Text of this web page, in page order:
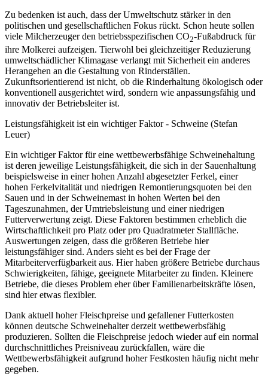
Zu bedenken ist auch, dass der Umweltschutz stärker in den
politischen und gesellschaftlichen Fokus rückt. Schon heute sollen
viele Milcherzeuger den betriebsspezifischen CO2-Fußabdruck für
ihre Molkerei aufzeigen. Tierwohl bei gleichzeitiger Reduzierung
umweltschädlicher Klimagase verlangt mit Sicherheit ein anderes
Herangehen an die Gestaltung von Rinderställen.
Zukunftsorientierend ist nicht, ob die Rinderhaltung ökologisch oder
konventionell ausgerichtet wird, sondern wie anpassungsfähig und
innovativ der Betriebsleiter ist.
Leistungsfähigkeit ist ein wichtiger Faktor - Schweine (Stefan
Leuer)
Ein wichtiger Faktor für eine wettbewerbsfähige Schweinehaltung
ist deren jeweilige Leistungsfähigkeit, die sich in der Sauenhaltung
beispielsweise in einer hohen Anzahl abgesetzter Ferkel, einer
hohen Ferkelvitalität und niedrigen Remontierungsquoten bei den
Sauen und in der Schweinemast in hohen Werten bei den
Tageszunahmen, der Umtriebsleistung und einer niedrigen
Futterverwertung zeigt. Diese Faktoren bestimmen erheblich die
Wirtschaftlichkeit pro Platz oder pro Quadratmeter Stallfläche.
Auswertungen zeigen, dass die größeren Betriebe hier
leistungsfähiger sind. Anders sieht es bei der Frage der
Mitarbeiterverfügbarkeit aus. Hier haben größere Betriebe durchaus
Schwierigkeiten, fähige, geeignete Mitarbeiter zu finden. Kleinere
Betriebe, die dieses Problem eher über Familienarbeitskräfte lösen,
sind hier etwas flexibler.
Dank aktuell hoher Fleischpreise und gefallener Futterkosten
können deutsche Schweinehalter derzeit wettbewerbsfähig
produzieren. Sollten die Fleischpreise jedoch wieder auf ein normal
durchschnittliches Preisniveau zurückfallen, wäre die
Wettbewerbsfähigkeit aufgrund hoher Festkosten häufig nicht mehr
gegeben.